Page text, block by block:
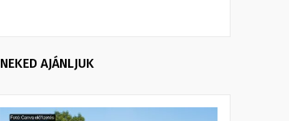
NEKED AJÁNLJUK